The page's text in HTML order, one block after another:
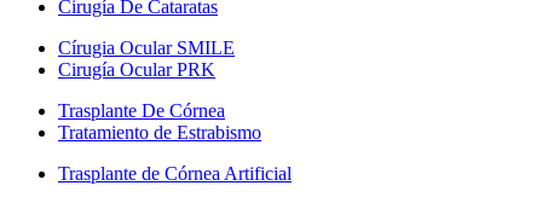
Cirugía De Cataratas
Círugia Ocular SMILE
Cirugía Ocular PRK
Trasplante De Córnea
Tratamiento de Estrabismo
Trasplante de Córnea Artificial